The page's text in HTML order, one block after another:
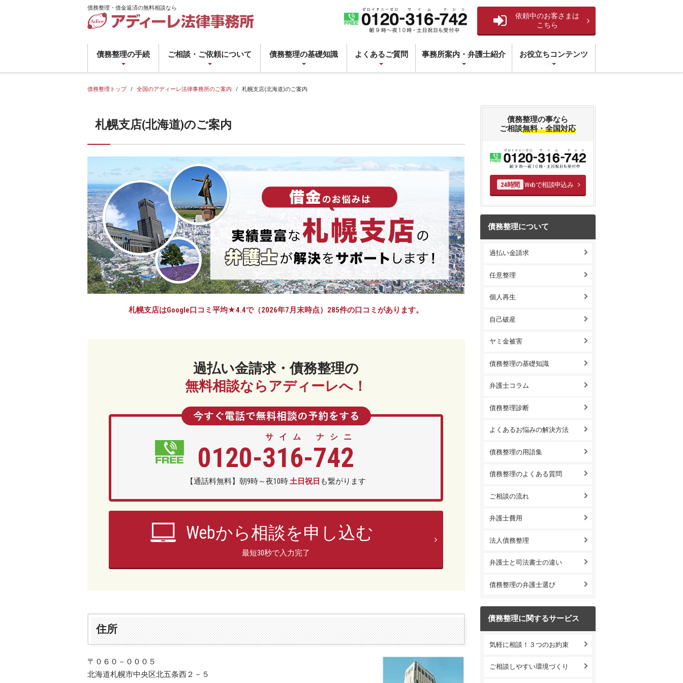
債務整理・借金返済の無料相談なら
務
整
理・
借
相
談
な
ら
ア
デ
ィ
ー
レ
法
依頼中のお客さまは
こちら
債務整理の手続 ご相談・ご依頼について 債務整理の基礎知識 よくあるご質問 事務所案内・弁護士紹介 お役立ちコンテンツ
債務整理トップ 全国のアディーレ法律事務所のご案内 札幌支店(北海道)のご案内
札幌支店(北海道)のご案内
札幌支店はGoogle口コミ平均★4.4で（2026年7月末時点）285件の口コミがあります。
過払い金請求・債務整理の
無料相談ならアディーレへ！
0120-316
サイム
-742
ナシニ
【通話料無料】朝9時～夜10時 土日祝日 も繋がります
Webから相談を申し込む
最短30秒で入力完了
住所
〒０６０－０００５
北海道札幌市中央区北五条西２－５
債務整理の事なら
ご相談無料・全国対応
24時間 Webで相談申込み
債務整理について
過払い金請求
任意整理
個人再生
自己破産
ヤミ金被害
債務整理の基礎知識
弁護士コラム
債務整理診断
よくあるお悩みの解決方法
債務整理の用語集
債務整理のよくある質問
ご相談の流れ
弁護士費用
法人債務整理
弁護士と司法書士の違い
債務整理の弁護士選び
債務整理に関するサービス
気軽に相談！３つのお約束
ご相談しやすい環境づくり